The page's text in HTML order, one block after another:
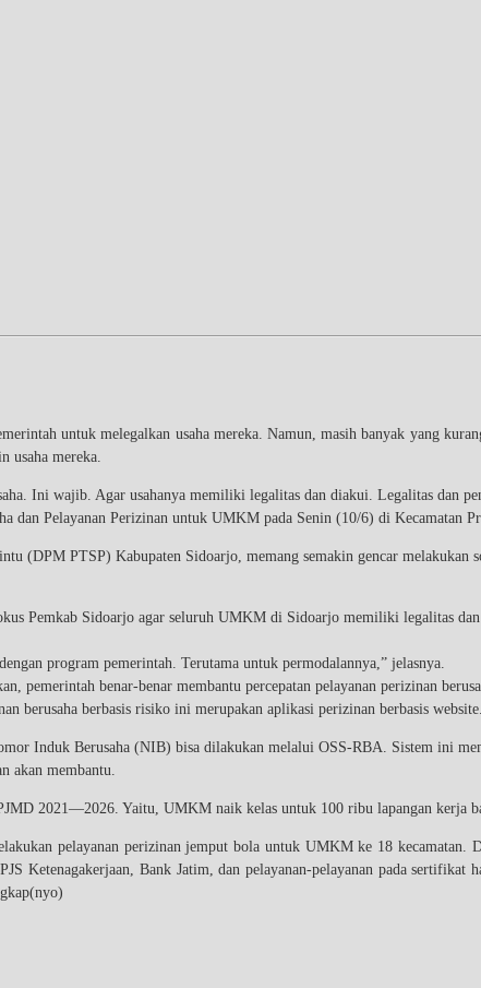
untuk melegalkan usaha mereka. Namun, masih banyak yang
usaha mereka.
Ini wajib. Agar usahanya memiliki legalitas dan diakui. Legalitas dan
dan Pelayanan Perizinan untuk UMKM pada Senin (10/6) di Kecamatan
(DPM PTSP) Kabupaten Sidoarjo, memang semakin gencar melakukan
Pemkab Sidoarjo agar seluruh UMKM di Sidoarjo memiliki legalitas
program pemerintah. Terutama untuk permodalannya,” jelasnya.
pemerintah benar-benar membantu percepatan pelayanan perizinan
berusaha berbasis risiko ini merupakan aplikasi perizinan berbasis website.
Induk Berusaha (NIB) bisa dilakukan melalui OSS-RBA. Sistem ini
akan membantu.
2021—2026. Yaitu, UMKM naik kelas untuk 100 ribu lapangan kerja
pelayanan perizinan jemput bola untuk UMKM ke 18
Ketenagakerjaan, Bank Jatim, dan pelayanan-pelayanan pada